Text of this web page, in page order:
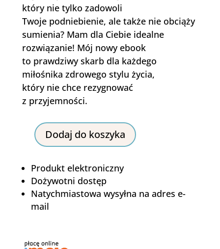
29,99 zł.14,99 zł.
który nie tylko zadowoli
Twoje podniebienie, ale także nie obciąży
sumienia? Mam dla Ciebie idealne
rozwiązanie! Mój nowy ebook
to prawdziwy skarb dla każdego
miłośnika zdrowego stylu życia,
który nie chce rezygnować
z przyjemności.
ilość
desery
Dodaj do koszyka
Produkt elektroniczny
Dożywotni dostęp
Natychmiastowa wysyłna na adres e-
mail